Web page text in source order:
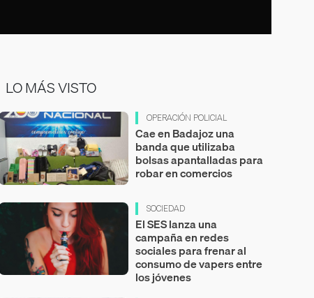
LO MÁS VISTO
OPERACIÓN POLICIAL
Cae en Badajoz una
banda que utilizaba
bolsas apantalladas para
robar en comercios
SOCIEDAD
El SES lanza una
campaña en redes
sociales para frenar al
consumo de vapers entre
los jóvenes